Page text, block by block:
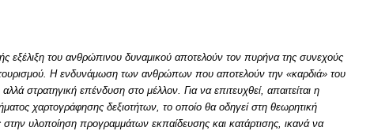
εξέλιξη του ανθρώπινου δυναμικού αποτελούν τον πυρήνα της συνεχούς
τουρισμού. Η ενδυνάμωση των ανθρώπων που αποτελούν την «καρδιά» του
στρατηγική επένδυση στο μέλλον. Για να επιτευχθεί, απαιτείται η
χαρτογράφησης δεξιοτήτων, το οποίο θα οδηγεί στη θεωρητική
υλοποίηση προγραμμάτων εκπαίδευσης και κατάρτισης, ικανά να